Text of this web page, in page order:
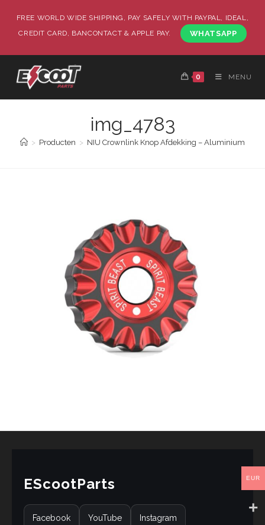
FREE WORLD WIDE SHIPPING, PAY SAFELY WITH PAYPAL, IDEAL,
CREDIT CARD, BANCONTACT & APPLE PAY.
WHATSAPP
0 MENU
img_4783
> Producten > NIU Crownlink Knop Afdekking – Aluminium
EScootParts
Facebook YouTube Instagram
EUR